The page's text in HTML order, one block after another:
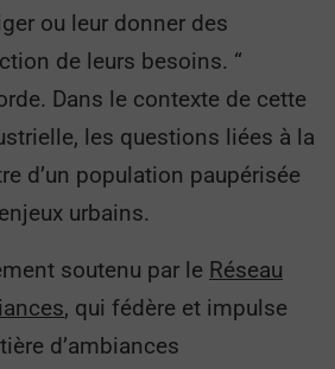
ou leur donner des
de leurs besoins. “
Dans le contexte de cette
les questions liées à la
d’un population paupérisée
urbains.
soutenu par le Réseau
, qui fédère et impulse
d’ambiances